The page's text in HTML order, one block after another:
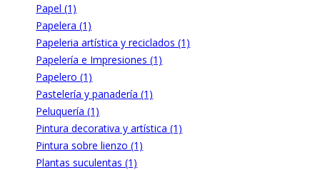
Papel (1)
Papelera (1)
Papeleria artística y reciclados (1)
Papelería e Impresiones (1)
Papelero (1)
Pastelería y panadería (1)
Peluquería (1)
Pintura decorativa y artística (1)
Pintura sobre lienzo (1)
Plantas suculentas (1)